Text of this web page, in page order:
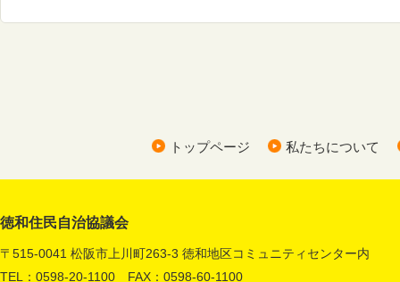
トップページ 私たちについて
徳和住民自治協議会
〒515-0041 松阪市上川町263-3 徳和地区コミュニティセンター内
TEL：0598-20-1100 FAX：0598-60-1100